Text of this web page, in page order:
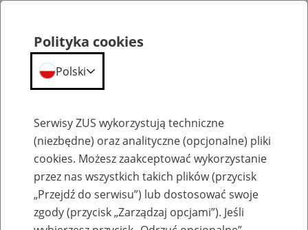
Aktualności
Polityka cookies
Polski
Serwisy ZUS wykorzystują techniczne
(niezbędne) oraz analityczne (opcjonalne) pliki
cookies. Możesz zaakceptować wykorzystanie
przez nas wszystkich takich plików (przycisk
„Przejdź do serwisu”) lub dostosować swoje
zgody (przycisk „Zarządzaj opcjami”). Jeśli